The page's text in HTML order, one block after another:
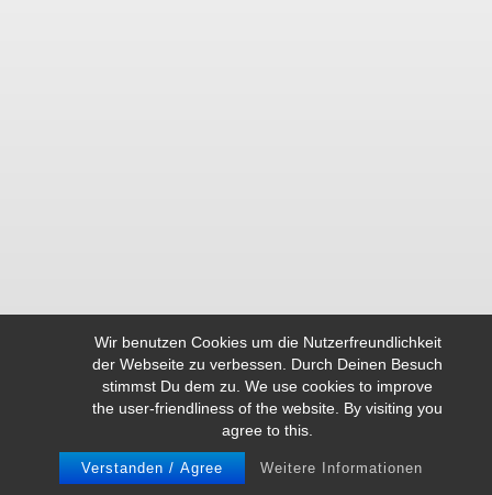
Wir benutzen Cookies um die Nutzerfreundlichkeit
der Webseite zu verbessen. Durch Deinen Besuch
stimmst Du dem zu. We use cookies to improve
the user-friendliness of the website. By visiting you
agree to this.
Verstanden / Agree Weitere Informationen
© REDIES 2026 IMPRESSUM